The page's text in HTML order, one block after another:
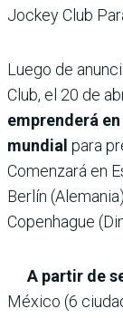
Jockey Club
Luego de
Club, el 20 de
emprenderá
mundial para
Comenzará en
Berlín
Copenhague
A partir de
México (6